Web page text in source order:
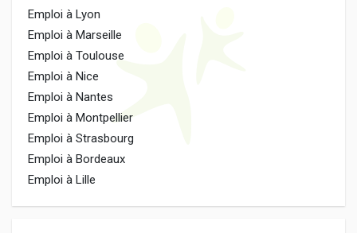
Emploi à Lyon
Emploi à Marseille
Emploi à Toulouse
Emploi à Nice
Emploi à Nantes
Emploi à Montpellier
Emploi à Strasbourg
Emploi à Bordeaux
Emploi à Lille